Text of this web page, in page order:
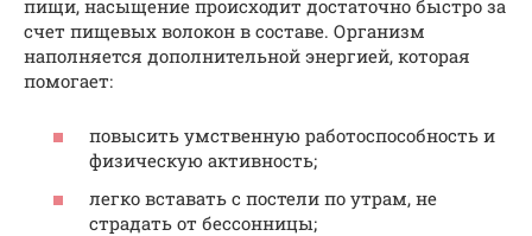
пищи, насыщение происходит достаточно быстро за
счет пищевых волокон в составе. Организм
наполняется дополнительной энергией, которая
помогает:
повысить умственную работоспособность и
физическую активность;
легко вставать с постели по утрам, не
страдать от бессонницы;